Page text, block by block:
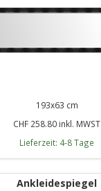
193x63 cm
CHF 258.80 inkl. MWST
Lieferzeit: 4-8 Tage
Ankleidespiegel